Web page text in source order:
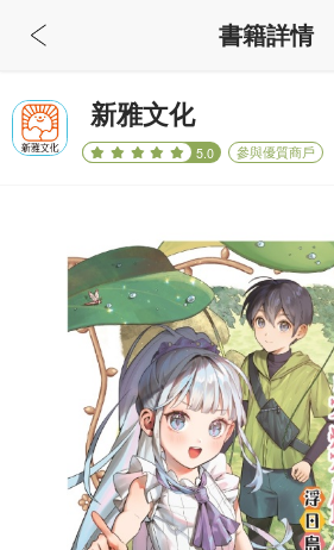
新雅文化
5.0 參與優質商戶
書籍詳情